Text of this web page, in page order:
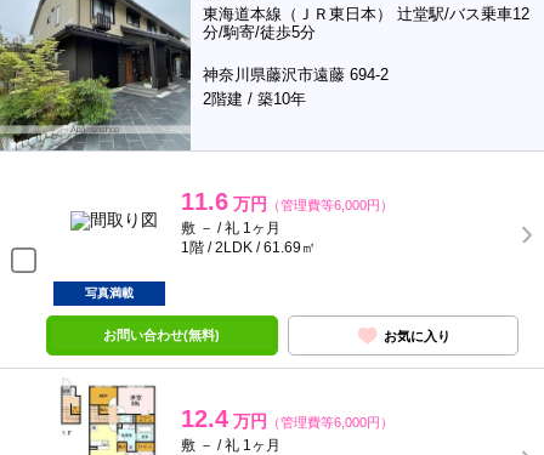
東海道本線（ＪＲ東日本） 辻堂駅/バス乗車12
分/駒寄/徒歩5分
神奈川県藤沢市遠藤 694-2
2階建 / 築10年
11.6 万円 （管理費等6,000円）
敷 － / 礼 1ヶ月
1階 / 2LDK / 61.69㎡
写真満載
お問い合わせ(無料) お気に入り
12.4 万円 （管理費等6,000円）
敷 － / 礼 1ヶ月